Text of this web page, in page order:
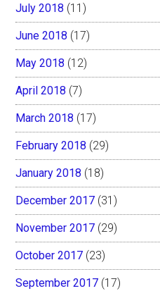
July 2018 (11)
June 2018 (17)
May 2018 (12)
April 2018 (7)
March 2018 (17)
February 2018 (29)
January 2018 (18)
December 2017 (31)
November 2017 (29)
October 2017 (23)
September 2017 (17)